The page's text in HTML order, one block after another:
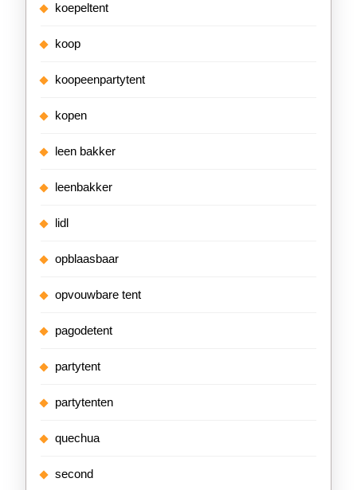
koepeltent
koop
koopeenpartytent
kopen
leen bakker
leenbakker
lidl
opblaasbaar
opvouwbare tent
pagodetent
partytent
partytenten
quechua
second